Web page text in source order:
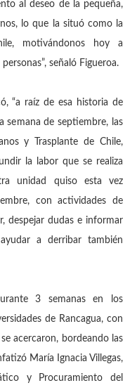
al deseo de la pequeña,
lo que la situó como la
motivándonos hoy a
señaló Figueroa.
“a raíz de esa historia de
semana de septiembre, las
y Trasplante de Chile,
la labor que se realiza
unidad quiso esta vez
con actividades de
despejar dudas e informar
a derribar también
3 semanas en los
de Rancagua, con
acercaron, bordeando las
María Ignacia Villegas,
y Procuramiento del